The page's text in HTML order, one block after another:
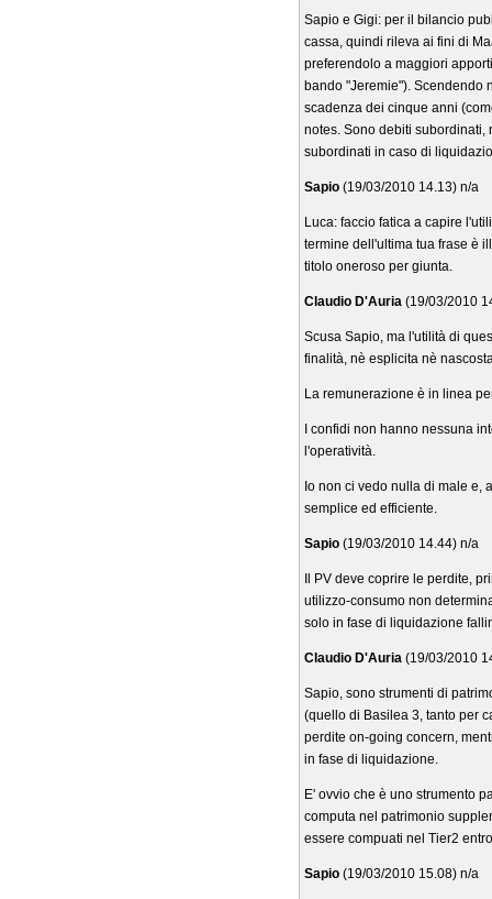
Sapio e Gigi: per il bilancio
cassa, quindi rileva ai fini di
preferendolo a maggiori
bando "Jeremie"). Scendendo
scadenza dei cinque anni
notes. Sono debiti subordinati,
subordinati in caso di
Sapio (19/03/2010 14.13) n/a
Luca: faccio fatica a capire
termine dell'ultima tua frase è
titolo oneroso per giunta.
Claudio D'Auria (19/03/2010
Scusa Sapio, ma l'utilità di
finalità, nè esplicita nè
La remunerazione è in linea
I confidi non hanno nessuna
l'operatività.
Io non ci vedo nulla di male e,
semplice ed efficiente.
Sapio (19/03/2010 14.44) n/a
Il PV deve coprire le perdite,
utilizzo-consumo non
solo in fase di liquidazione
Claudio D'Auria (19/03/2010
Sapio, sono strumenti di
(quello di Basilea 3, tanto per
perdite on-going concern,
in fase di liquidazione.
E' ovvio che è uno strumento
computa nel patrimonio
essere compuati nel Tier2
Sapio (19/03/2010 15.08) n/a